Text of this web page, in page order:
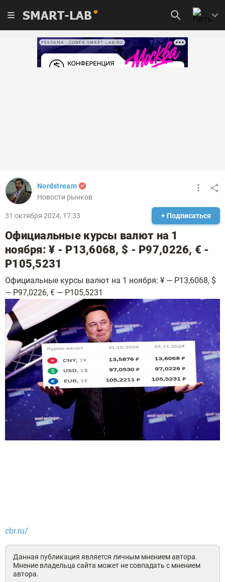
SMART-LAB
РЕКЛАМА • CONFA.SMART-LAB.RU
Nordstream
Новости рынков
31 октября 2024, 17:33 + Подписаться
Официальные курсы валют на 1
ноября: ¥ - Р13,6068, $ - Р97,0226, € -
Р105,5231
Официальные курсы валют на 1 ноября: ¥ — Р13,6068, $
— Р97,0226, € — Р105,5231
cbr.ru/
Данная публикация является личным мнением автора.
Мнение владельца сайта может не совпадать с мнением
автора.